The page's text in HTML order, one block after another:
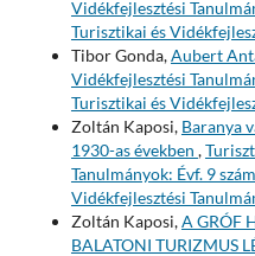
Vidékfejlesztési
Turisztikai és
Tibor Gonda,Aubert
Vidékfejlesztési
Turisztikai és
Zoltán Kaposi, Baranya
1930-as években ,
Tanulmányok: Évf. 9
Vidékfejlesztési
Zoltán Kaposi,A GRÓF
BALATONI TURIZMUS